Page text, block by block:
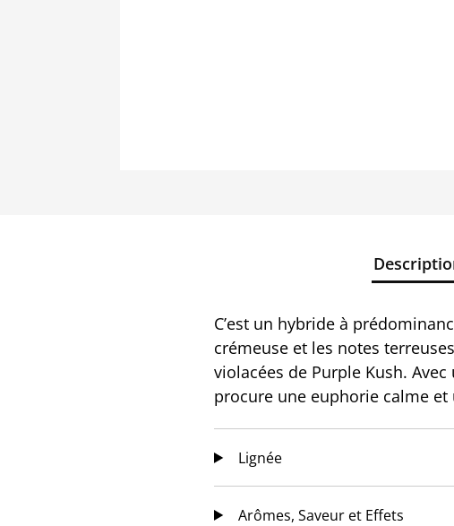
C’est un hybride à
crémeuse et les notes
violacées de Purple Kush.
procure une euphorie calme
Lignée
Arômes, Saveur et Effets